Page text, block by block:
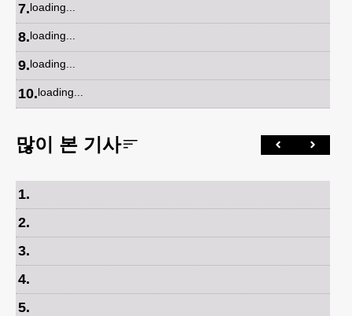
7.loading...
8.loading...
9.loading...
10.loading...
많이 본 기사
1.
2.
3.
4.
5.